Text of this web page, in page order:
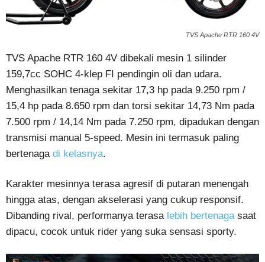
TVS Apache RTR 160 4V
TVS Apache RTR 160 4V dibekali mesin 1 silinder
159,7cc SOHC 4-klep FI pendingin oli dan udara.
Menghasilkan tenaga sekitar 17,3 hp pada 9.250 rpm /
15,4 hp pada 8.650 rpm dan torsi sekitar 14,73 Nm pada
7.500 rpm / 14,14 Nm pada 7.250 rpm, dipadukan dengan
transmisi manual 5-speed. Mesin ini termasuk paling
bertenaga di kelasnya.
Karakter mesinnya terasa agresif di putaran menengah
hingga atas, dengan akselerasi yang cukup responsif.
Dibanding rival, performanya terasa lebih bertenaga saat
dipacu, cocok untuk rider yang suka sensasi sporty.